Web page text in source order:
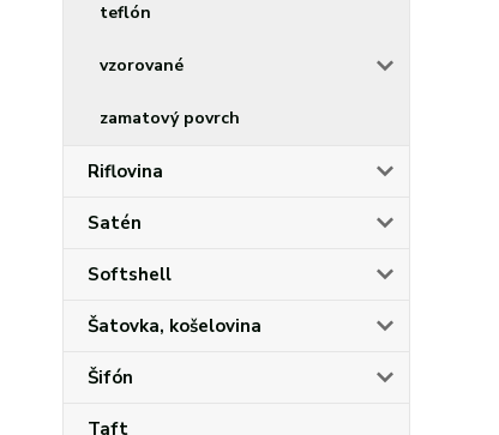
teflón
vzorované
zamatový povrch
Riflovina
Satén
Softshell
Šatovka, košelovina
Šifón
Taft